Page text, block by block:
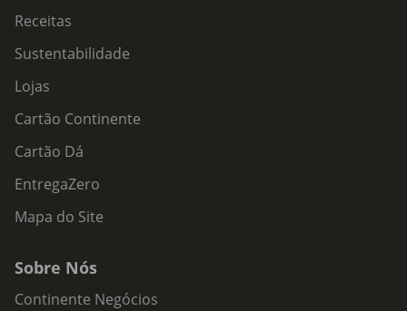
Receitas
Sustentabilidade
Lojas
Cartão Continente
Cartão Dá
EntregaZero
Mapa do Site
Sobre Nós
Continente Negócios